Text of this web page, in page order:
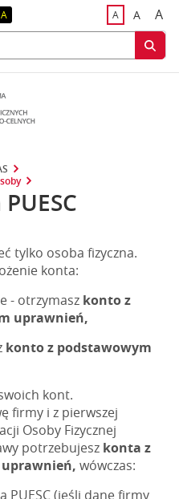
domyślny
Akontrast żółty tekst na czarnym tle
Adomyślna
A A
tylko osoba fizyczna.
konta:
- otrzymasz konto z
uprawnień,
konto z podstawowym
kont.
firmy i z pierwszej
Osoby Fizycznej
potrzebujesz konta z
uprawnień, wówczas:
(jeśli dane firmy